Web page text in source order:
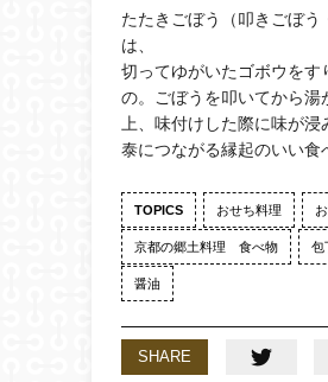
たたきごぼう（叩きごぼう
は、
切ってゆがいたゴボウをす
の。ごぼうを叩いてから湯
上、味付けした際に味が
泰につながる縁起のいい食
TOPICS おせち料理
京都の郷土料理 食べ物 包
醤油
SHARE